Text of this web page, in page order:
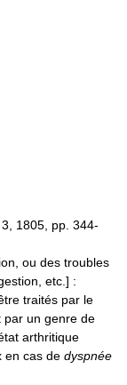
1805, pp. 344-
ou des troubles
etc.] :
traités par le
par un genre de
arthritique
en cas de dyspnée